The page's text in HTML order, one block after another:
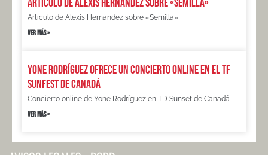
Artículo de Alexis Hernández sobre «Semilla»
VER MÁS »
Yone Rodríguez ofrece un concierto online en el TF
Sunfest de Canadá
Concierto online de Yone Rodríguez en TD Sunset de Canadá
VER MÁS »